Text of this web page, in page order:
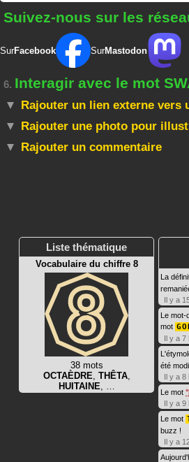
Suivez-nous sur les
SurFacebook SurMastodon
6. Interagir avec le mot
Rajouter un lien externe vers
Rajouter une photo pour
Rajouter un commentaire
Liste thématique
Vocabulaire du chiffre 8
38 mots
OCTAÈDRE, THÊTA,
HUITAINE, …
La
Il y a
Le mot-
mot
Il y a 7
été
Il y a 8
Le mot
Il y a 9
Le mot
buzz !
Il y a